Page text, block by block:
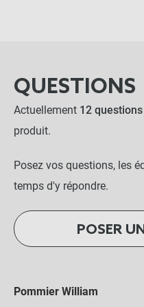
QUESTIONS
Actuellement 12 questions
produit.
Posez vos questions, les
temps d'y répondre.
POSER
Pommier William